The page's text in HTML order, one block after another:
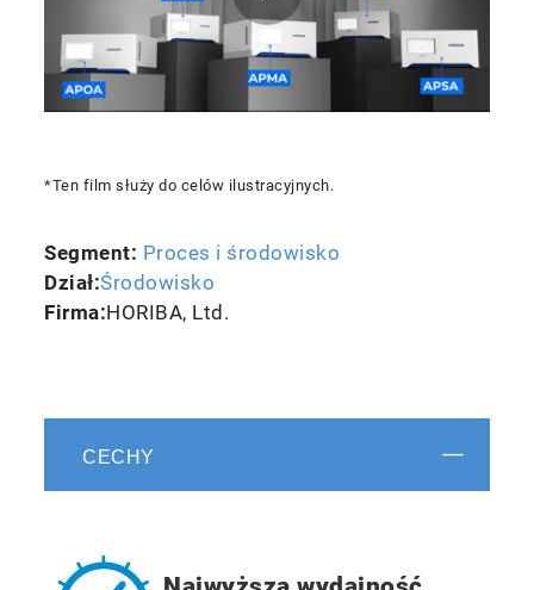
*Ten film służy do celów ilustracyjnych.
Segment: Proces i środowisko
Dział:Środowisko
Firma:HORIBA, Ltd.
CECHY